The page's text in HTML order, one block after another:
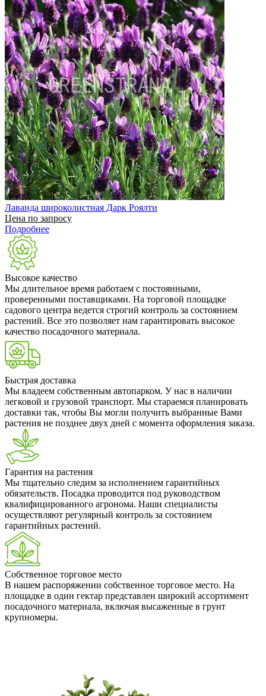
Лаванда широколистная Дарк Роялти
Цена по запросу
Подробнее
Высокое качество
Мы длительное время работаем с постоянными,
проверенными поставщиками. На торговой площадке
садового центра ведется строгий контроль за состоянием
растений. Все это позволяет нам гарантировать высокое
качество посадочного материала.
Быстрая доставка
Мы владеем собственным автопарком. У нас в наличии
легковой и грузовой транспорт. Мы стараемся планировать
доставки так, чтобы Вы могли получить выбранные Вами
растения не позднее двух дней с момента оформления заказа.
Гарантия на растения
Мы тщательно следим за исполнением гарантийных
обязательств. Посадка проводится под руководством
квалифицированного агронома. Наши специалисты
осуществляют регулярный контроль за состоянием
гарантийных растений.
Собственное торговое место
В нашем распоряжении собственное торговое место. На
площадке в один гектар представлен широкий ассортимент
посадочного материала, включая высаженные в грунт
крупномеры.